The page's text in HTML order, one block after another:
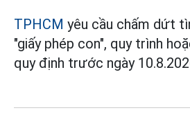
TPHCM yêu cầu chấm dứt
"giấy phép con", quy trình
quy định trước ngày